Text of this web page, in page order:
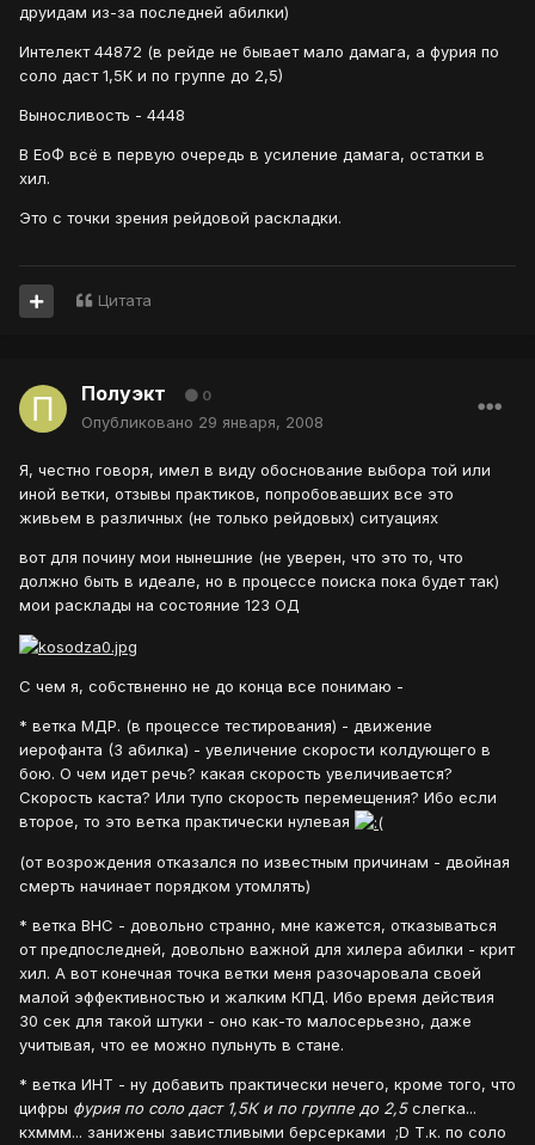
друидам из-за последней абилки)
Интелект 44872 (в рейде не бывает мало дамага, а фурия по
соло даст 1,5К и по группе до 2,5)
Выносливость - 4448
В ЕоФ всё в первую очередь в усиление дамага, остатки в
хил.
Это с точки зрения рейдовой раскладки.
Цитата
Полуэкт 0
Опубликовано 29 января, 2008
Я, честно говоря, имел в виду обоснование выбора той или
иной ветки, отзывы практиков, попробовавших все это
живьем в различных (не только рейдовых) ситуациях
вот для почину мои нынешние (не уверен, что это то, что
должно быть в идеале, но в процессе поиска пока будет так)
мои расклады на состояние 123 ОД
С чем я, собствненно не до конца все понимаю -
* ветка МДР. (в процессе тестирования) - движение
иерофанта (3 абилка) - увеличение скорости колдующего в
бою. О чем идет речь? какая скорость увеличивается?
Скорость каста? Или тупо скорость перемещения? Ибо если
второе, то это ветка практически нулевая
(от возрождения отказался по известным причинам - двойная
смерть начинает порядком утомлять)
* ветка ВНС - довольно странно, мне кажется, отказываться
от предпоследней, довольно важной для хилера абилки - крит
хил. А вот конечная точка ветки меня разочаровала своей
малой эффективностью и жалким КПД. Ибо время действия
30 сек для такой штуки - оно как-то малосерьезно, даже
учитывая, что ее можно пульнуть в стане.
* ветка ИНТ - ну добавить практически нечего, кроме того, что
цифры фурия по соло даст 1,5К и по группе до 2,5слегка...
кхммм... занижены завистливыми берсерками ;D Т.к. по соло